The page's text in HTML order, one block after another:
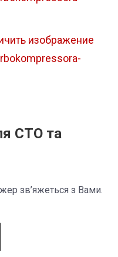
СТО та
зв’яжеться з Вами.